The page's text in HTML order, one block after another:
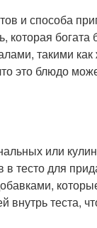
и способа
богата
такими как
это блюдо
или
тесто для
теста,